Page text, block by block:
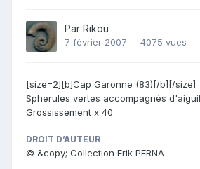
Par Rikou
7 février 2007 4075 vues
[size=2][b]Cap Garonne (83)[/b][/size]
Spherules vertes accompagnés
Grossissement x 40
DROIT D’AUTEUR
© &copy; Collection Erik PERNA